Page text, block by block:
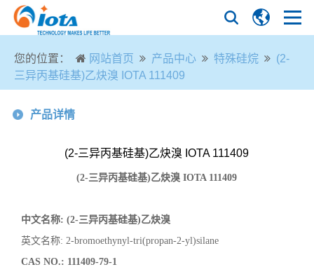
您的位置： 网站首页 产品中心 特殊硅烷
(2-
三异丙基硅基)乙炔溴 IOTA 111409
产品详情
(2-三异丙基硅基)乙炔溴 IOTA 111409
(2-三异丙基硅基)乙炔溴 IOTA 111409
中文名称: (2-三异丙基硅基)乙炔溴
英文名称: 2-bromoethynyl-tri(propan-2-yl)silane
CAS NO.: 111409-79-1